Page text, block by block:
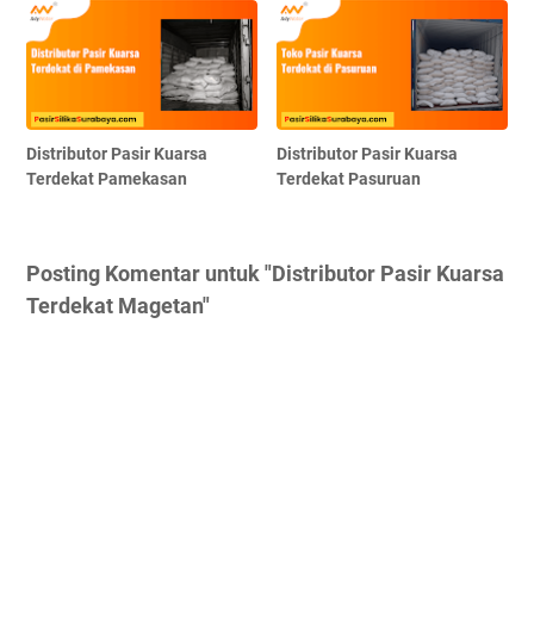
Distributor Pasir Kuarsa
Terdekat Pamekasan
Distributor Pasir Kuarsa
Terdekat Pasuruan
Posting Komentar untuk "Distributor Pasir Kuarsa
Terdekat Magetan"